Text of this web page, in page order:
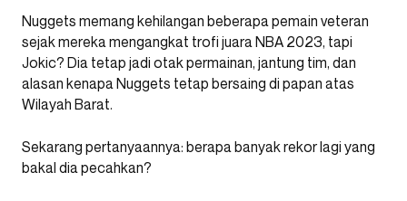
Nuggets memang kehilangan beberapa pemain veteran
sejak mereka mengangkat trofi juara NBA 2023, tapi
Jokic? Dia tetap jadi otak permainan, jantung tim, dan
alasan kenapa Nuggets tetap bersaing di papan atas
Wilayah Barat.
Sekarang pertanyaannya: berapa banyak rekor lagi yang
bakal dia pecahkan?